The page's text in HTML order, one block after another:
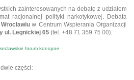
zainteresowanych na debatę z udziałem
racjonalnej polityki narkotykowej. Debata
w Centrum Wspierania Organizacji
ul. Legnickiej 65 (tel. +48 71 359 75 00).
części: